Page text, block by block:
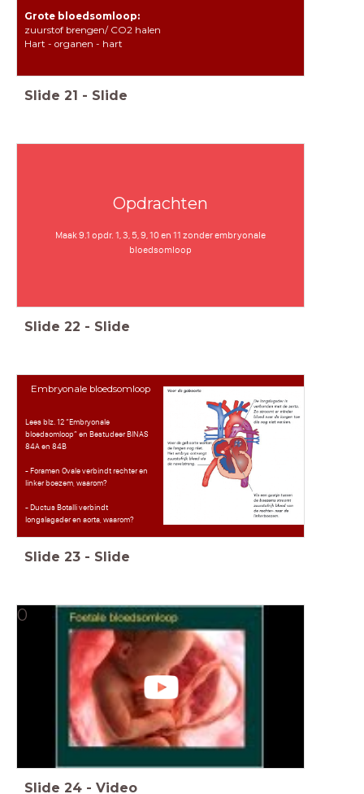
Grote bloedsomloop:
zuurstof brengen/ CO2 halen
Hart - organen - hart
Slide 21 - Slide
Opdrachten
Maak 9.1 opdr. 1, 3, 5, 9, 10 en 11 zonder embryonale
bloedsomloop
Slide 22 - Slide
Embryonale bloedsomloop
Lees blz. 12 “Embryonale
bloedsomloop” en Bestudeer BINAS
84A en 84B
- Foramen Ovale verbindt rechter en
linker boezem, waarom?
- Ductus Botalli verbindt
longslagader en aorta, waarom?
Slide 23 - Slide
0
Slide 24 - Video